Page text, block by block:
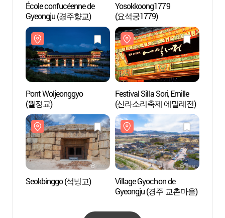
École confucéenne de
Gyeongju (경주향교)
Yosokkoong1779
(요석궁1779)
Pont Woljeonggyo
(월정교)
Festival Silla Sori, Emille
(신라소리축제 에밀레전)
Seokbinggo (석빙고)
Village Gyochon de
Gyeongju (경주 교촌마을)